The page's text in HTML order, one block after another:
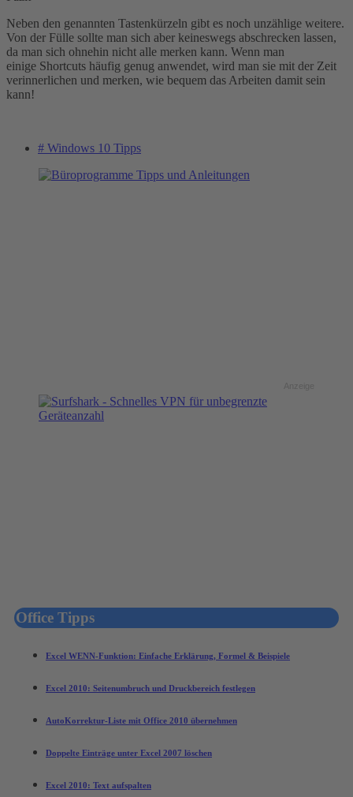
Neben den genannten Tastenkürzeln gibt es noch unzählige weitere.
Von der Fülle sollte man sich aber keineswegs abschrecken lassen,
da man sich ohnehin nicht alle merken kann. Wenn man
einige Shortcuts häufig genug anwendet, wird man sie mit der Zeit
verinnerlichen und merken, wie bequem das Arbeiten damit sein
kann!
# Windows 10 Tipps
Office Tipps
Excel WENN-Funktion: Einfache Erklärung, Formel & Beispiele
Excel 2010: Seitenumbruch und Druckbereich festlegen
AutoKorrektur-Liste mit Office 2010 übernehmen
Doppelte Einträge unter Excel 2007 löschen
Excel 2010: Text aufspalten